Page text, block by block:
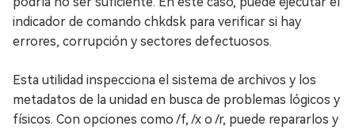
indicador de comando chkdsk para verificar si hay
errores, corrupción y sectores defectuosos.
Esta utilidad inspecciona el sistema de archivos y los
metadatos de la unidad en busca de problemas lógicos y
físicos. Con opciones como /f, /x o /r, puede repararlos y